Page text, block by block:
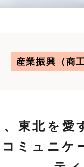
産業振興（商
東北を愛
ミュニケ